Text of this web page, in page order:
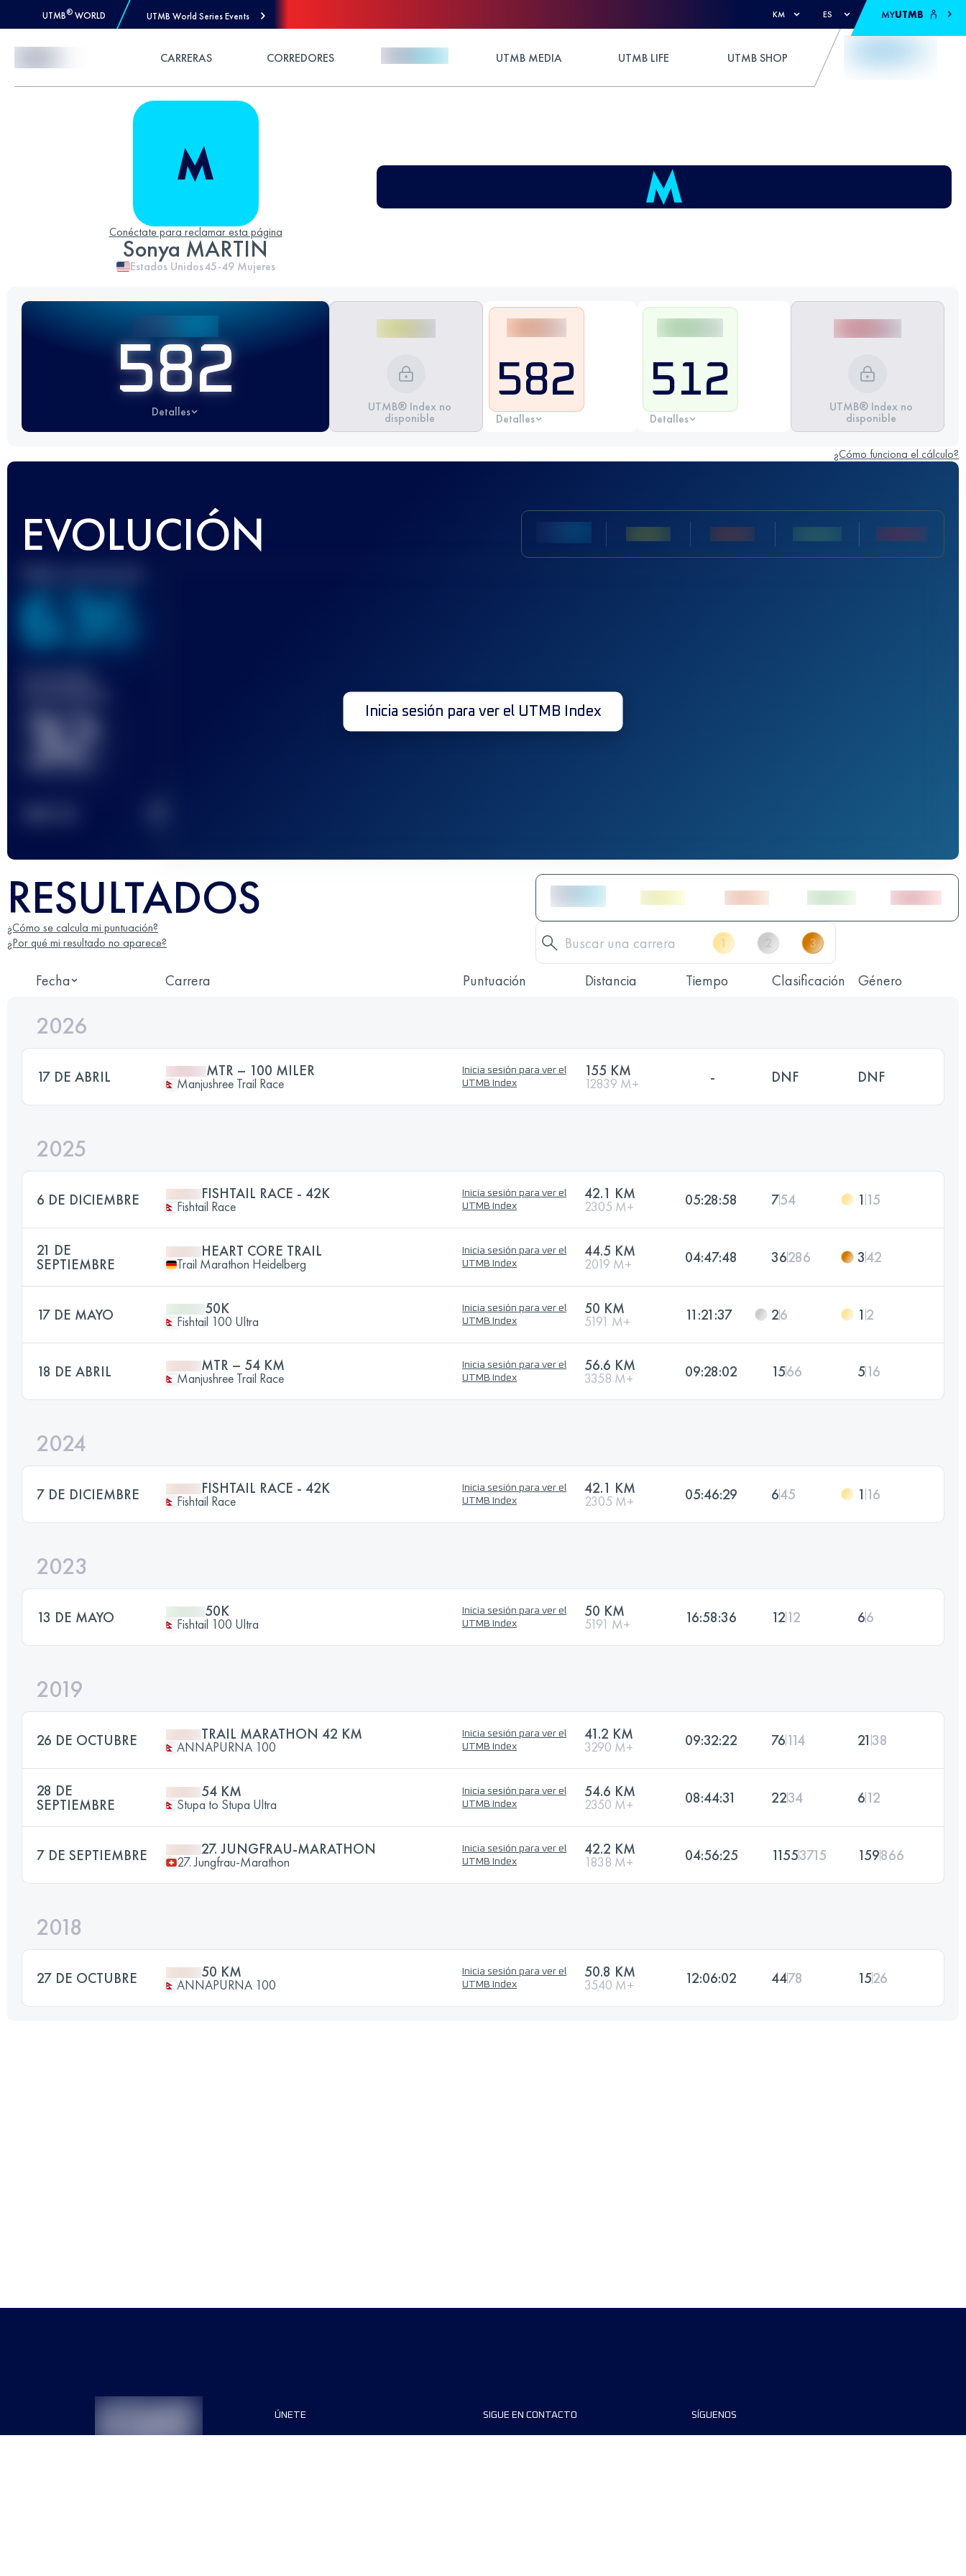
UTMB® WORLD UTMB World Series Events KM ES MYUTMB
CARRERAS CORREDORES UTMB MEDIA UTMB LIFE UTMB SHOP
Conéctate para reclamar esta página
Sonya MARTIN
Estados Unidos45-49 Mujeres
582
Detalles UTMB® Index no
disponible
582
Detalles
512
Detalles
UTMB® Index no
disponible
¿Cómo funciona el cálculo?
EVOLUCIÓN
636
32 Inicia sesión para ver el UTMB Index
RESULTADOS
¿Cómo se calcula mi puntuación?
¿Por qué mi resultado no aparece?
Fecha Carrera Puntuación Distancia Tiempo Clasificación Género
2026
17 DE ABRIL MTR – 100 MILER
Manjushree Trail Race
Inicia sesión para ver el
UTMB Index
155 KM
12839 M+ - DNF DNF
2025
6 DE DICIEMBRE FISHTAIL RACE - 42K
Fishtail Race
Inicia sesión para ver el
UTMB Index
42.1 KM
2305 M+ 05:28:58 754 1 15
21 DE
SEPTIEMBRE
HEART CORE TRAIL
Trail Marathon Heidelberg
Inicia sesión para ver el
UTMB Index
44.5 KM
2019 M+ 04:47:48 36286 342
17 DE MAYO 50K
Fishtail 100 Ultra
Inicia sesión para ver el
UTMB Index
50 KM
5191 M+ 11:21:37 26 1 2
18 DE ABRIL MTR – 54 KM
Manjushree Trail Race
Inicia sesión para ver el
UTMB Index
56.6 KM
3358 M+ 09:28:02 1566 516
2024
7 DE DICIEMBRE FISHTAIL RACE - 42K
Fishtail Race
Inicia sesión para ver el
UTMB Index
42.1 KM
2305 M+ 05:46:29 645 1 16
2023
13 DE MAYO 50K
Fishtail 100 Ultra
Inicia sesión para ver el
UTMB Index
50 KM
5191 M+ 16:58:36 1212 66
2019
26 DE OCTUBRE TRAIL MARATHON 42 KM
ANNAPURNA 100
Inicia sesión para ver el
UTMB Index
41.2 KM
3290 M+ 09:32:22 76114 2138
28 DE
SEPTIEMBRE
54 KM
Stupa to Stupa Ultra
Inicia sesión para ver el
UTMB Index
54.6 KM
2350 M+ 08:44:31 2234 612
7 DE SEPTIEMBRE 27. JUNGFRAU-MARATHON
27. Jungfrau-Marathon
Inicia sesión para ver el
UTMB Index
42.2 KM
1838 M+ 04:56:25 11553715 159866
2018
27 DE OCTUBRE 50 KM
ANNAPURNA 100
Inicia sesión para ver el
UTMB Index
50.8 KM
3540 M+ 12:06:02 4478 1526
ÚNETE SIGUE EN CONTACTO SÍGUENOS